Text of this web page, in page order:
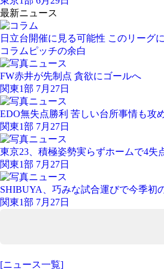
最新ニュース
日立台開催に見る可能性 このリーグ
コラム ピッチの余白
FW赤井が先制点 貪欲にゴールへ
関東1部 7月27日
EDO無失点勝利 苦しい台所事情も攻
関東1部 7月27日
東京23、積極姿勢実らずホームで4失
関東1部 7月27日
SHIBUYA、巧みな試合運びで今季初
関東1部 7月27日
[ニュース一覧]